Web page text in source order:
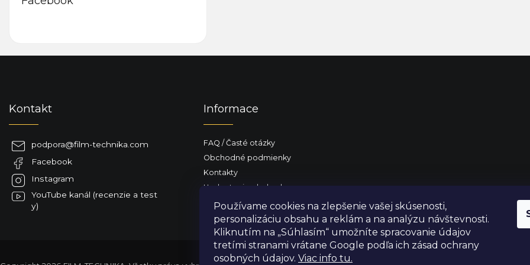
Používame cookies na zlepšenie vašej skúsenosti,
personalizáciu obsahu a reklám a na analýzu návštevnosti.
Kliknutím na „Súhlasím“ umožníte spracovanie údajov
tretími stranami vrátane Google podľa ich zásad ochrany
osobných údajov. Viac info tu.
Kontakt
podpora@film-technika.com
Facebook
Instagram
YouTube kanál (recenzie a test
y)
Informace
FAQ / Časté otázky
Obchodné podmienky
Kontakty
Hodnotenie obchodu
Doručenie na SK